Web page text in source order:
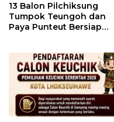
13 Balon Pilchiksung
Tumpok Teungoh dan
Paya Punteut Bersiap